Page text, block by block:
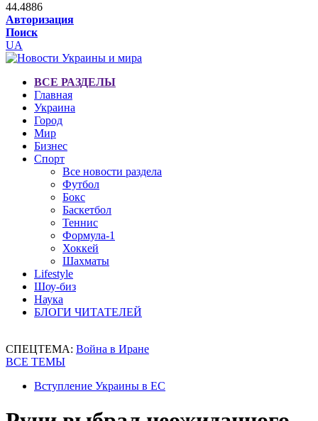
44.4886
Авторизация
Поиск
UA
ВСЕ РАЗДЕЛЫ
Главная
Украина
Город
Мир
Бизнес
Спорт
Все новости раздела
Футбол
Бокс
Баскетбол
Теннис
Формула-1
Хоккей
Шахматы
Lifestyle
Шоу-биз
Наука
БЛОГИ ЧИТАТЕЛЕЙ
СПЕЦТЕМА: Война в Иране
ВСЕ ТЕМЫ
Вступление Украины в ЕС